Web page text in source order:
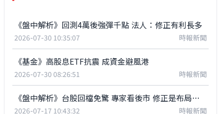
《盤中解析》回測4萬後強彈千點 法人：修正有利長多
2026-07-30 10:35:07 時報新聞
《基金》高股息ETF抗震 成資金避風港
2026-07-30 08:26:51 時報新聞
《盤中解析》台股回檔免驚 專家看後市 修正是布局良機
2026-07-17 10:43:32 時報新聞